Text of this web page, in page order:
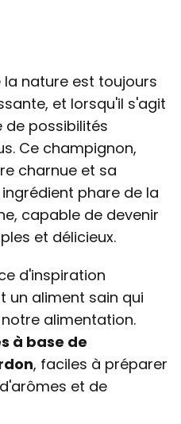
la nature est toujours
et lorsqu'il s'agit
de possibilités
Ce champignon,
charnue et sa
phare de la
capable de devenir
et délicieux.
d'inspiration
un aliment sain qui
alimentation.
à base de
, faciles à préparer
et de